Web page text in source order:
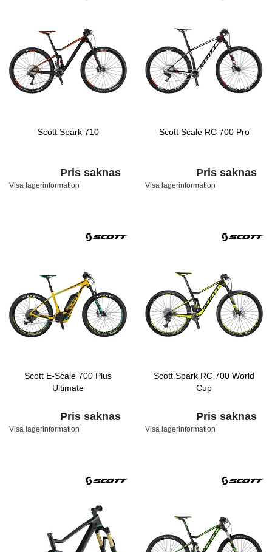
Scott Spark 710
Pris saknas
Visa lagerinformation
Scott Scale RC 700 Pro
Pris saknas
Visa lagerinformation
Scott E-Scale 700 Plus
Ultimate
Pris saknas
Visa lagerinformation
Scott Spark RC 700 World
Cup
Pris saknas
Visa lagerinformation